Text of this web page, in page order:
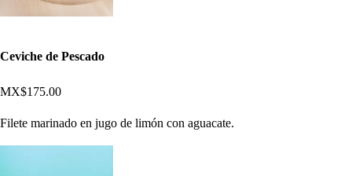
Ceviche de Pescado
MX$175.00
Filete marinado en jugo de limón con aguacate.